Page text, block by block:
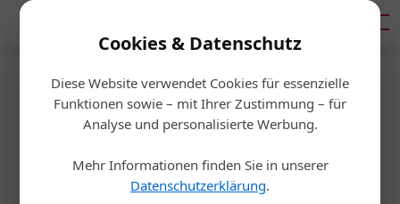
Cookies & Datenschutz
Diese Website verwendet Cookies für essenzielle
Funktionen sowie – mit Ihrer Zustimmung – für
Analyse und personalisierte Werbung.
Mehr Informationen finden Sie in unserer
Datenschutzerklärung.
Startseite/Gastro & Hotel
Gauder Fest 2021 abgesagt
Alexander Grübling 10.02.2021, 10:09 Uhr